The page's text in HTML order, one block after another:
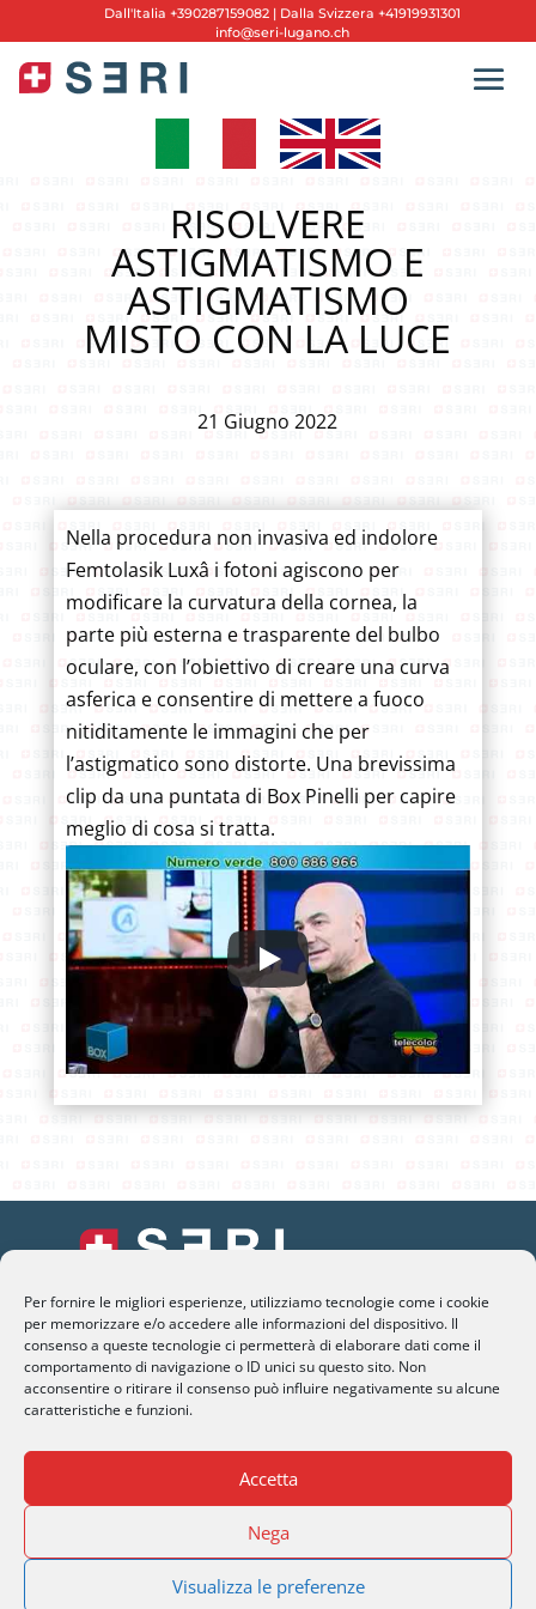
Per fornire le migliori esperienze, utilizziamo tecnologie come i cookie
per memorizzare e/o accedere alle informazioni del dispositivo. Il
consenso a queste tecnologie ci permetterà di elaborare dati come il
comportamento di navigazione o ID unici su questo sito. Non
acconsentire o ritirare il consenso può influire negativamente su alcune
caratteristiche e funzioni.
Accetta
Nega
Visualizza le preferenze
Dall'Italia +390287159082 | Dalla Svizzera +41919931301
info@seri-lugano.ch
RISOLVERE
ASTIGMATISMO E
ASTIGMATISMO
MISTO CON LA LUCE
21 Giugno 2022
Nella procedura non invasiva ed indolore
Femtolasik Luxâ i fotoni agiscono per
modificare la curvatura della cornea, la
parte più esterna e trasparente del bulbo
oculare, con l’obiettivo di creare una curva
asferica e consentire di mettere a fuoco
nitiditamente le immagini che per
l’astigmatico sono distorte. Una brevissima
clip da una puntata di Box Pinelli per capire
meglio di cosa si tratta.
SERI Lugano
Palazzo Mantegazza (9° Piano)
CH-6900 Lugano – Paradiso
Minfo@seri-lugano.ch